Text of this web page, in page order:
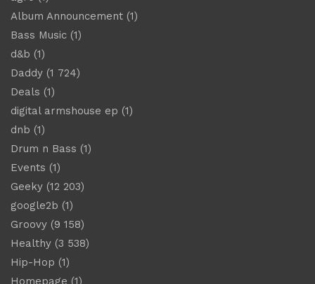
Album Announcement (1)
Bass Music (1)
d&b (1)
Daddy (1 724)
Deals (1)
digital armshouse ep (1)
dnb (1)
Drum n Bass (1)
Events (1)
Geeky (12 203)
google2b (1)
Groovy (9 158)
Healthy (3 538)
Hip-Hop (1)
Homepage (1)